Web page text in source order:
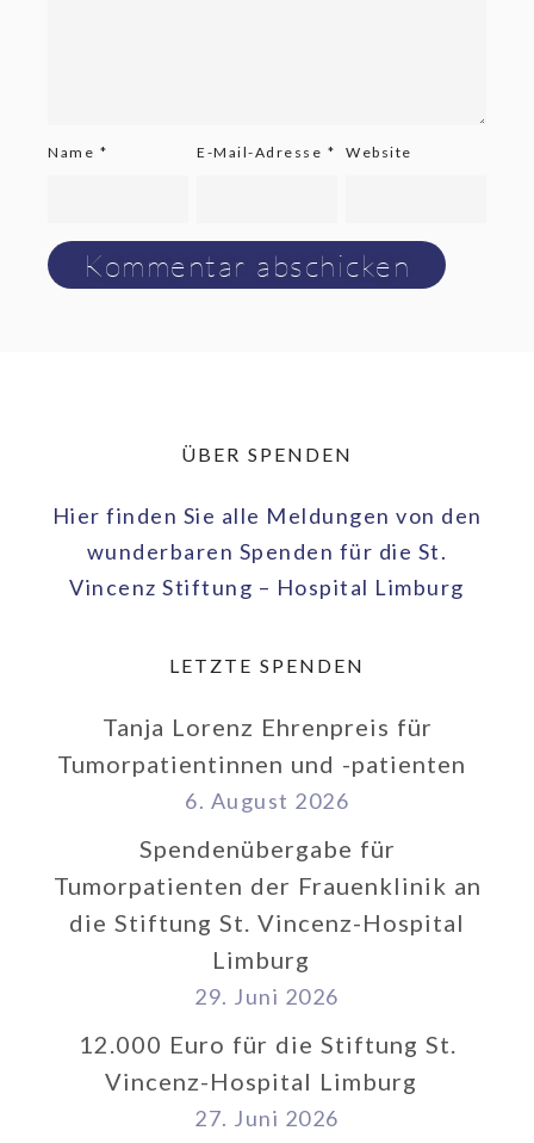
Name * E-Mail-Adresse * Website
ÜBER SPENDEN
Hier finden Sie alle Meldungen von den
wunderbaren Spenden für die St.
Vincenz Stiftung – Hospital Limburg
LETZTE SPENDEN
Tanja Lorenz Ehrenpreis für
Tumorpatientinnen und -patienten
6. August 2026
Spendenübergabe für
Tumorpatienten der Frauenklinik an
die Stiftung St. Vincenz-Hospital
Limburg
29. Juni 2026
12.000 Euro für die Stiftung St.
Vincenz-Hospital Limburg
27. Juni 2026